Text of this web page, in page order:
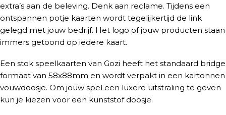
extra’s aan de beleving. Denk aan reclame. Tijdens een
ontspannen potje kaarten wordt tegelijkertijd de link
gelegd met jouw bedrijf. Het logo of jouw producten staan
immers getoond op iedere kaart.
Een stok speelkaarten van Gozi heeft het standaard bridge
formaat van 58x88mm en wordt verpakt in een kartonnen
vouwdoosje. Om jouw spel een luxere uitstraling te geven
kun je kiezen voor een kunststof doosje.